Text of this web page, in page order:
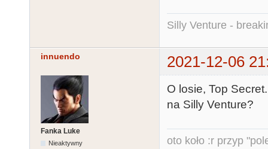
Silly Venture -
innuendo 2021-12-06
Fanka Luke
Nieaktywny
O losie, Top
na Silly Venture?
oto koło :r przyp